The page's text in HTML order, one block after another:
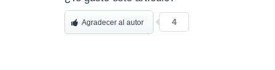
Agradecer al autor 4